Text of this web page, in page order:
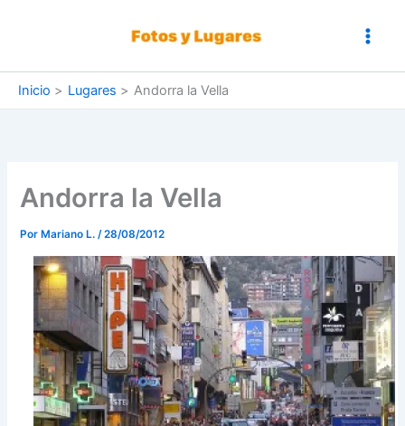
Inicio Lugares Andorra la Vella
Andorra la Vella
Por Mariano L./28/08/2012